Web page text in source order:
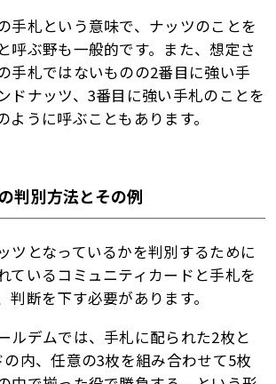
手札という意味で、ナッツのことを
呼ぶ野も一般的です。また、想定さ
手札ではないものの2番目に強い手
ドナッツ、3番目に強い手札のことを
ように呼ぶこともあります。
判別方法とその例
ツとなっているかを判別するために
ているコミュニティカードと手札を
判断を下す必要があります。
ルデムでは、手札に配られた2枚と
内、任意の3枚を組み合わせて5枚